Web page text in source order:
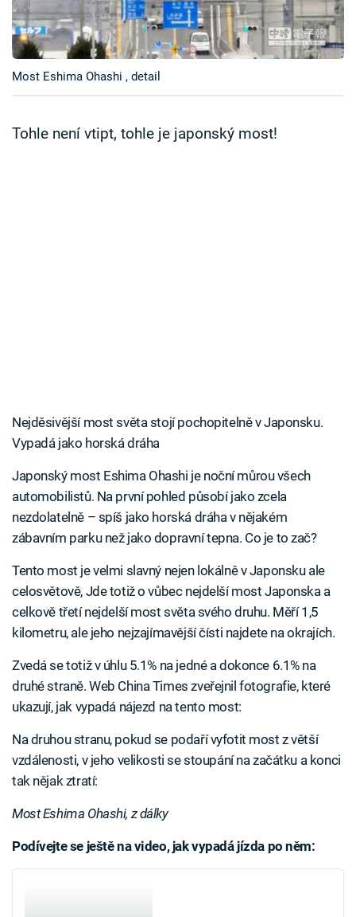
Časopis
Sledujte prima+
Most Eshima Ohashi , detail
Tohle není vtipt, tohle je japonský most!
Nejděsivější most světa stojí pochopitelně v Japonsku.
Vypadá jako horská dráha
Japonský most Eshima Ohashi je noční můrou všech
automobilistů. Na první pohled působí jako zcela
nezdolatelně – spíš jako horská dráha v nějakém
zábavním parku než jako dopravní tepna. Co je to zač?
Tento most je velmi slavný nejen lokálně v Japonsku ale
celosvětově, Jde totiž o vůbec nejdelší most Japonska a
celkově třetí nejdelší most světa svého druhu. Měří 1,5
kilometru, ale jeho nejzajímavější čísti najdete na okrajích.
Zvedá se totiž v úhlu 5.1% na jedné a dokonce 6.1% na
druhé straně. Web China Times zveřejnil fotografie, které
ukazují, jak vypadá nájezd na tento most:
Na druhou stranu, pokud se podaří vyfotit most z větší
vzdálenosti, v jeho velikosti se stoupání na začátku a konci
tak nějak ztratí:
Most Eshima Ohashi, z dálky
Podívejte se ještě na video, jak vypadá jízda po něm: